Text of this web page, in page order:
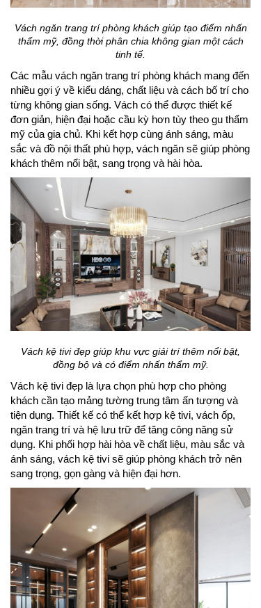
Vách ngăn trang trí phòng khách giúp tạo điểm nhấn
thẩm mỹ, đồng thời phân chia không gian một cách
tinh tế.
Các mẫu vách ngăn trang trí phòng khách mang đến
nhiều gợi ý về kiểu dáng, chất liệu và cách bố trí cho
từng không gian sống. Vách có thể được thiết kế
đơn giản, hiện đại hoặc cầu kỳ hơn tùy theo gu thẩm
mỹ của gia chủ. Khi kết hợp cùng ánh sáng, màu
sắc và đồ nội thất phù hợp, vách ngăn sẽ giúp phòng
khách thêm nổi bật, sang trọng và hài hòa.
Vách kệ tivi đẹp giúp khu vực giải trí thêm nổi bật,
đồng bộ và có điểm nhấn thẩm mỹ.
Vách kệ tivi đẹp là lựa chọn phù hợp cho phòng
khách cần tạo mảng tường trung tâm ấn tượng và
tiện dụng. Thiết kế có thể kết hợp kệ tivi, vách ốp,
ngăn trang trí và hệ lưu trữ để tăng công năng sử
dụng. Khi phối hợp hài hòa về chất liệu, màu sắc và
ánh sáng, vách kệ tivi sẽ giúp phòng khách trở nên
sang trọng, gọn gàng và hiện đại hơn.